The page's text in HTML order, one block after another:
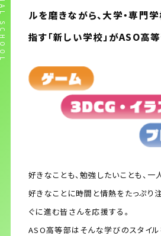
ルを磨きながら、 大学・専門
指す「新しい学校」がASO高等
好きなことも、勉強したいことも、一
好きなことに時間と情熱をたっぷり
ぐに進む皆さんを応援する。
ASO高等部はそんな学びのスタイル